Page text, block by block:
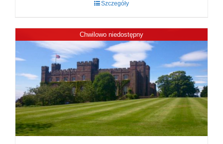
59,90 zł.
Szczegóły
Chwilowo niedostępny